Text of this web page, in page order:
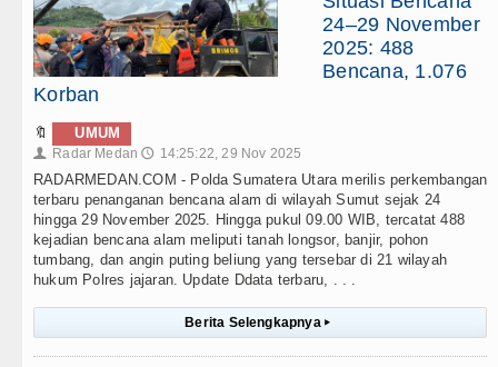
24–29 November
2025: 488
Bencana, 1.076
Korban
🔖 UMUM
👤 Radar Medan 🕔 14:25:22, 29 Nov 2025
RADARMEDAN.COM - Polda Sumatera Utara merilis perkembangan
terbaru penanganan bencana alam di wilayah Sumut sejak 24
hingga 29 November 2025. Hingga pukul 09.00 WIB, tercatat 488
kejadian bencana alam meliputi tanah longsor, banjir, pohon
tumbang, dan angin puting beliung yang tersebar di 21 wilayah
hukum Polres jajaran. Update Ddata terbaru, . . .
Berita Selengkapnya ▸